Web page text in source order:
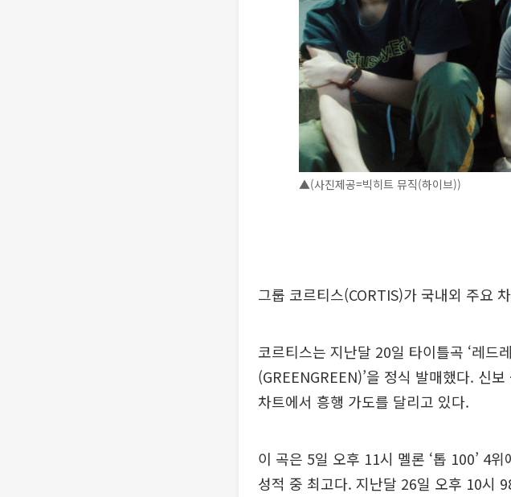
▲(사진제공=빅히트 뮤직(하이브))
그룹 코르티스(CORTIS)가 국내외 주요
코르티스는 지난달 20일 타이틀곡 ‘레드
(GREENGREEN)’을 정식 발매했다. 신
차트에서 흥행 가도를 달리고 있다.
이 곡은 5일 오후 11시 멜론 ‘톱 100’ 4
성적 중 최고다. 지난달 26일 오후 10시